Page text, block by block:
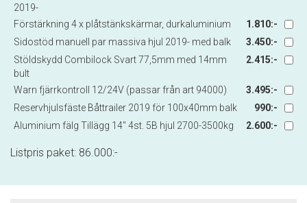
2019-
Förstärkning 4 x plåtstänkskärmar, durkaluminium
1.810:-
Sidostöd manuell par massiva hjul 2019- med balk
3.450:-
Stöldskydd Combilock Svart 77,5mm med 14mm
bult
2.415:-
Warn fjärrkontroll 12/24V (passar från art 94000)
3.495:-
Reservhjulsfäste Båttrailer 2019 för 100x40mm balk
990:-
Aluminium fälg Tillägg 14" 4st. 5B hjul 2700-3500kg
2.600:-
Listpris paket: 86.000:-